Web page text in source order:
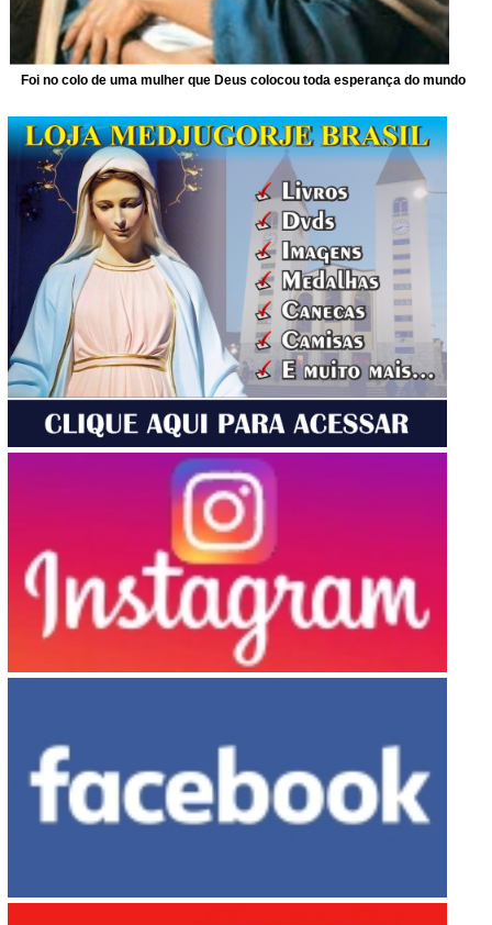
Foi no colo de uma mulher que Deus colocou toda esperança do mundo